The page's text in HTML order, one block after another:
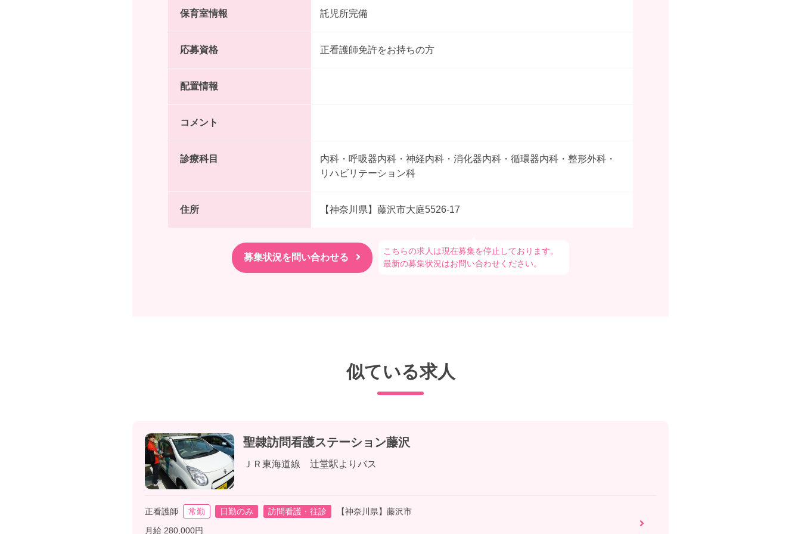
保育室情報 託児所完備
応募資格 正看護師免許をお持ちの方
配置情報
コメント
診療科目
内科・呼吸器内科・神経内科・消化器内科・循環器内科・整形外科・
リハビリテーション科
住所 【神奈川県】藤沢市大庭5526-17
こちらの求人は現在募集を停止しております。
最新の募集状況はお問い合わせください。
似ている求人
聖隷訪問看護ステーション藤沢
ＪＲ東海道線 辻堂駅よりバス
正看護師 常勤 日勤のみ 訪問看護・往診
【神奈川県】藤沢市
月給 280,000円